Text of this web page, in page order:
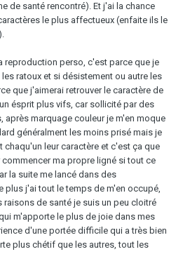
de santé rencontré). Et j'ai la chance
le plus affectueux (enfaite ils le
reproduction perso, c'est parce que je
ratoux et si désistement ou autre les
que j'aimerai retrouver le caractère de
ésprit plus vifs, car sollicité par des
après marquage couleur je m'en moque
généralment les moins prisé mais je
chaqu'un leur caractère et c'est ça que
ma propre ligné si tout ce
la suite me lancé dans des
plus j'ai tout le temps de m'en occupé,
de santé je suis un peu cloitré
m'apporte le plus de joie dans mes
d'une portée difficile qui a très bien
plus chétif que les autres, tout les